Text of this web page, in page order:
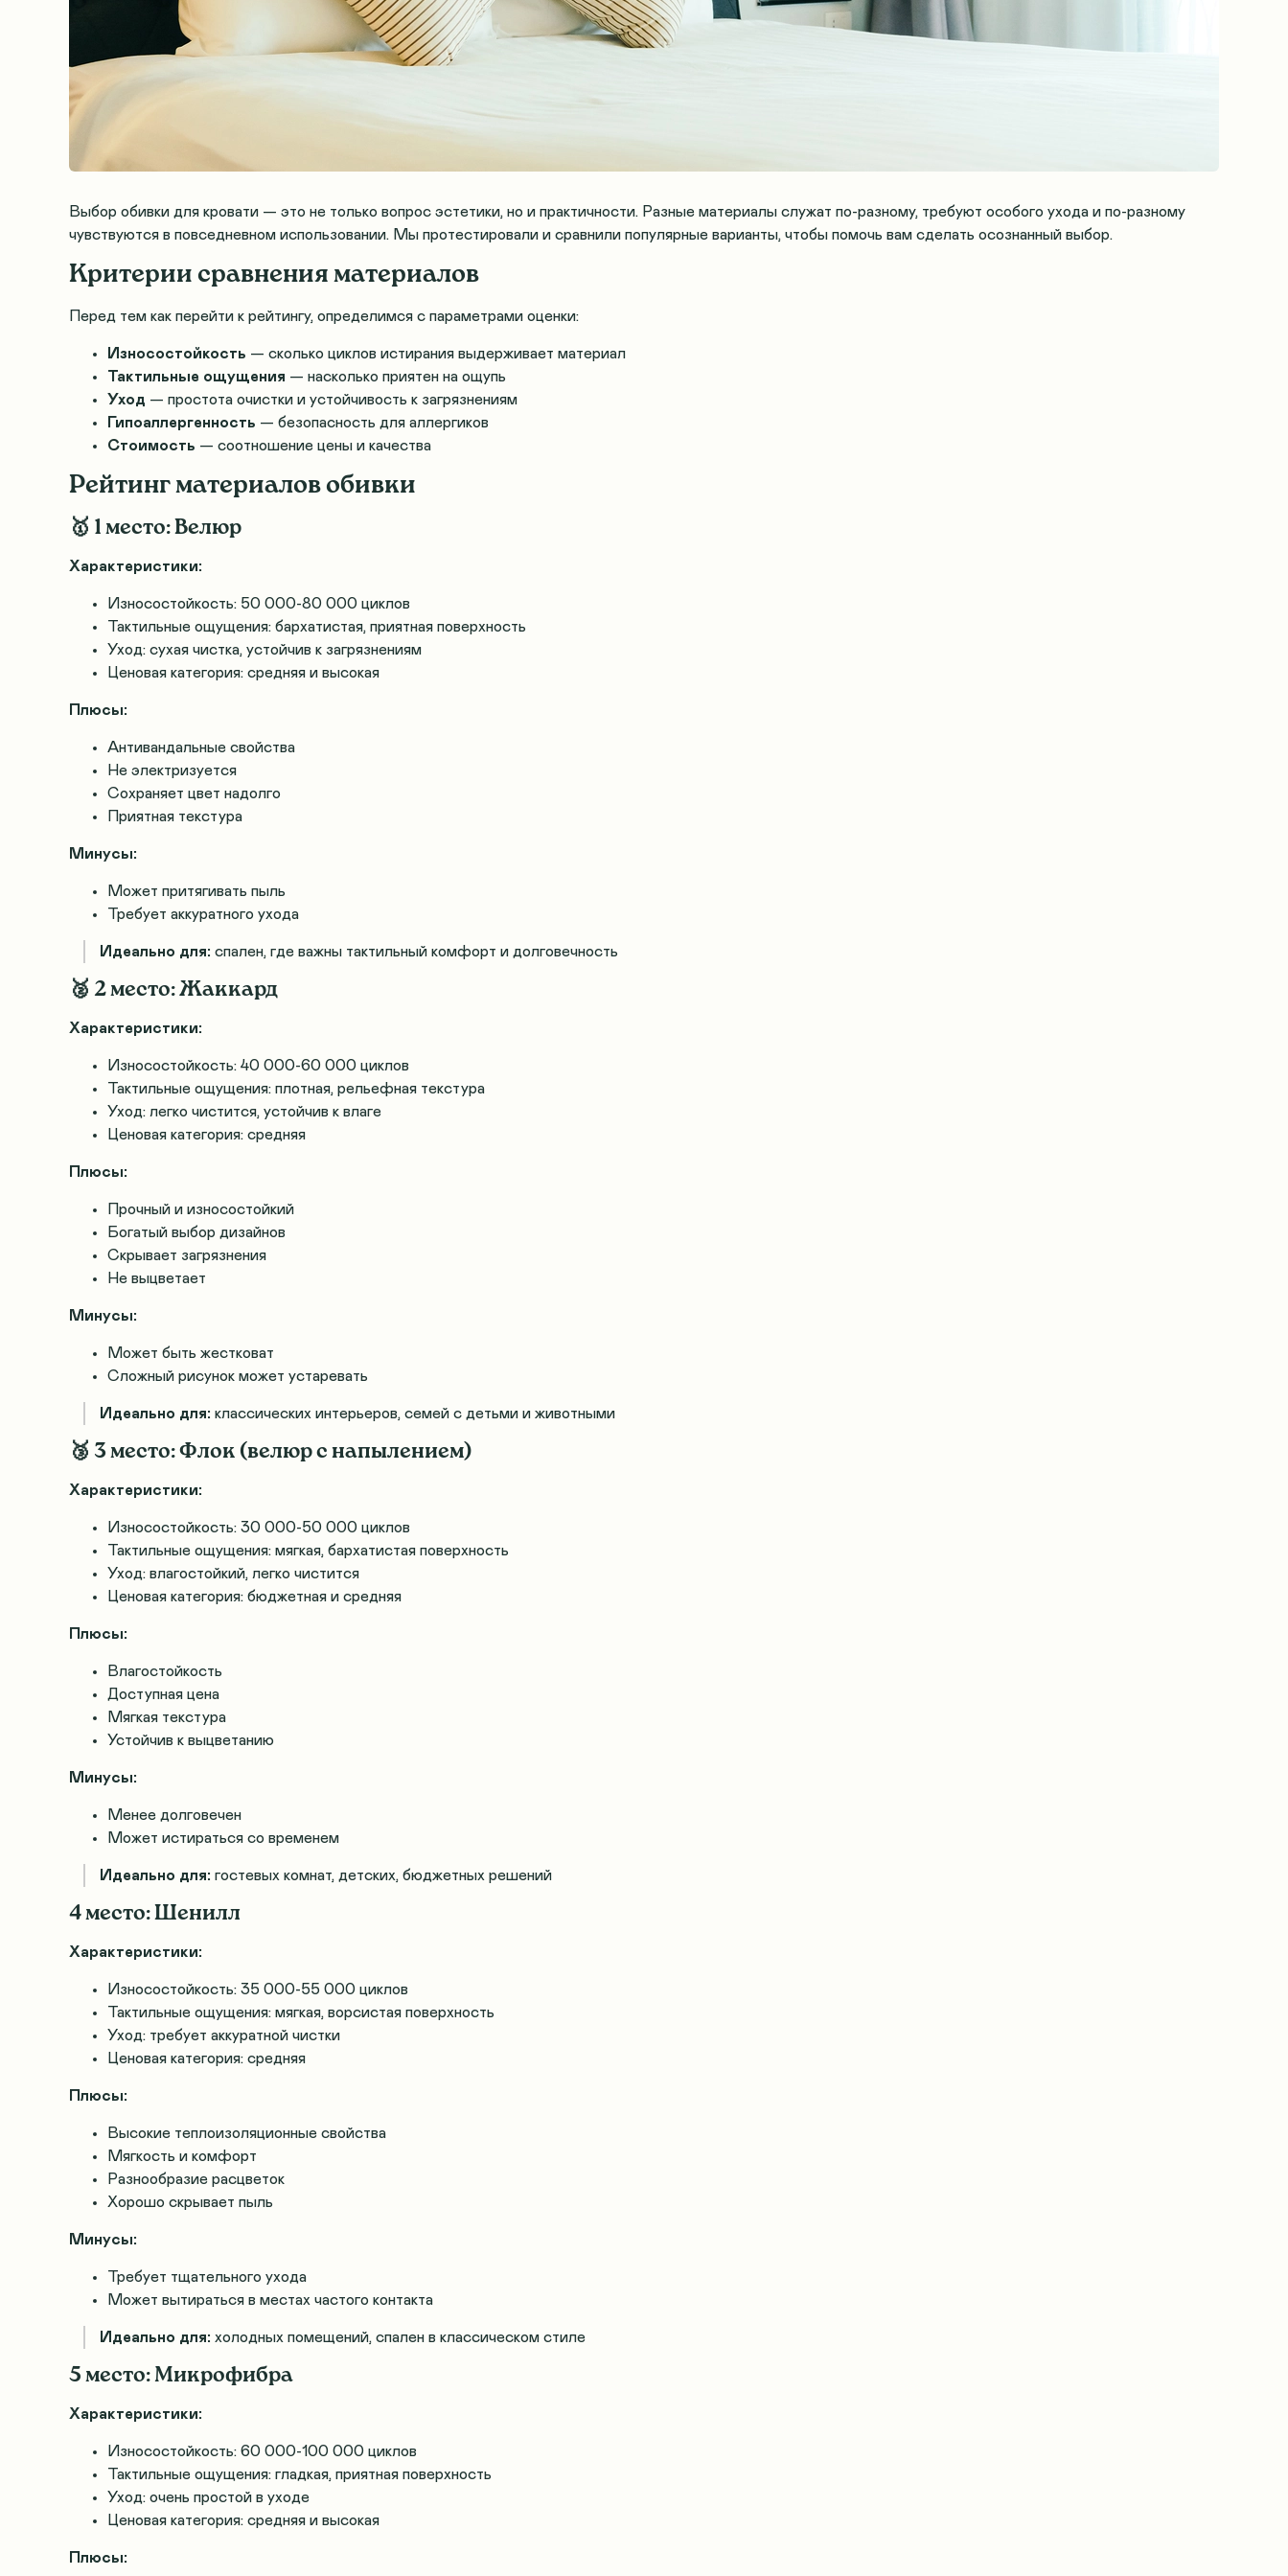
Выбор обивки для кровати — это не только вопрос эстетики, но и практичности. Разные материалы служат по-разному, требуют особого ухода и по-разному
чувствуются в повседневном использовании. Мы протестировали и сравнили популярные варианты, чтобы помочь вам сделать осознанный выбор.
Критерии сравнения материалов
Перед тем как перейти к рейтингу, определимся с параметрами оценки:
Износостойкость — сколько циклов истирания выдерживает материал
Тактильные ощущения — насколько приятен на ощупь
Уход — простота очистки и устойчивость к загрязнениям
Гипоаллергенность — безопасность для аллергиков
Стоимость — соотношение цены и качества
Рейтинг материалов обивки
🥇 1 место: Велюр
Характеристики:
Износостойкость: 50 000-80 000 циклов
Тактильные ощущения: бархатистая, приятная поверхность
Уход: сухая чистка, устойчив к загрязнениям
Ценовая категория: средняя и высокая
Плюсы:
Антивандальные свойства
Не электризуется
Сохраняет цвет надолго
Приятная текстура
Минусы:
Может притягивать пыль
Требует аккуратного ухода
Идеально для: спален, где важны тактильный комфорт и долговечность
🥈 2 место: Жаккард
Характеристики:
Износостойкость: 40 000-60 000 циклов
Тактильные ощущения: плотная, рельефная текстура
Уход: легко чистится, устойчив к влаге
Ценовая категория: средняя
Плюсы:
Прочный и износостойкий
Богатый выбор дизайнов
Скрывает загрязнения
Не выцветает
Минусы:
Может быть жестковат
Сложный рисунок может устаревать
Идеально для: классических интерьеров, семей с детьми и животными
🥉 3 место: Флок (велюр с напылением)
Характеристики:
Износостойкость: 30 000-50 000 циклов
Тактильные ощущения: мягкая, бархатистая поверхность
Уход: влагостойкий, легко чистится
Ценовая категория: бюджетная и средняя
Плюсы:
Влагостойкость
Доступная цена
Мягкая текстура
Устойчив к выцветанию
Минусы:
Менее долговечен
Может истираться со временем
Идеально для: гостевых комнат, детских, бюджетных решений
4 место: Шенилл
Характеристики:
Износостойкость: 35 000-55 000 циклов
Тактильные ощущения: мягкая, ворсистая поверхность
Уход: требует аккуратной чистки
Ценовая категория: средняя
Плюсы:
Высокие теплоизоляционные свойства
Мягкость и комфорт
Разнообразие расцветок
Хорошо скрывает пыль
Минусы:
Требует тщательного ухода
Может вытираться в местах частого контакта
Идеально для: холодных помещений, спален в классическом стиле
5 место: Микрофибра
Характеристики:
Износостойкость: 60 000-100 000 циклов
Тактильные ощущения: гладкая, приятная поверхность
Уход: очень простой в уходе
Ценовая категория: средняя и высокая
Плюсы: